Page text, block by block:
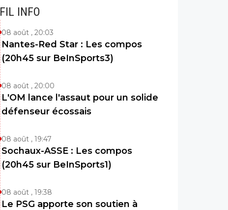
FIL INFO
08 août , 20:03
Nantes-Red Star : Les compos
(20h45 sur BeInSports3)
08 août , 20:00
L'OM lance l'assaut pour un solide
défenseur écossais
08 août , 19:47
Sochaux-ASSE : Les compos
(20h45 sur BeInSports1)
08 août , 19:38
Le PSG apporte son soutien à